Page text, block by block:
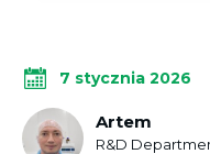
7 stycznia 2026
Artem
R&D